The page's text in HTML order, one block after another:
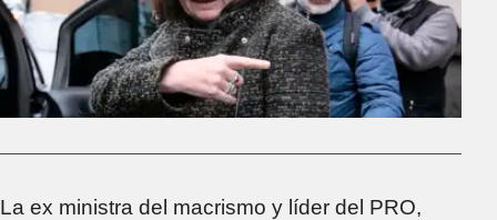
La ex ministra del macrismo y líder del PRO,